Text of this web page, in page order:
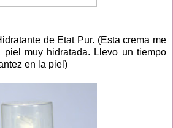
de Etat Pur. (Esta crema me
muy hidratada. Llevo un tiempo
en la piel)